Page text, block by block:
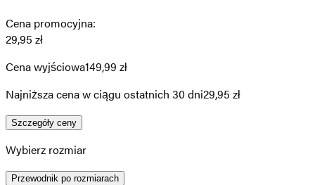
Cena promocyjna:
29,95 zł
Cena wyjściowa149,99 zł
Najniższa cena w ciągu ostatnich 30 dni29,95 zł
Szczegóły ceny
Wybierz rozmiar
Przewodnik po rozmiarach